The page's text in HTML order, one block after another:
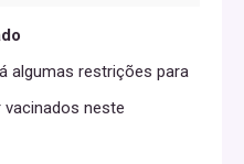
algumas restrições para
neste